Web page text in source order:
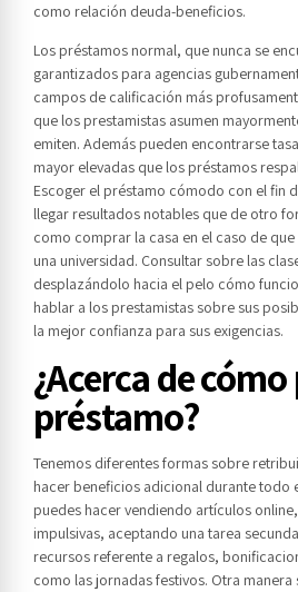
como relación deuda-beneficios.
Los préstamos normal, que nunca se
garantizados para agencias
campos de calificación más
que los prestamistas asumen
emiten. Además pueden encontrarse
mayor elevadas que los préstamos
Escoger el préstamo cómodo con el fin
llegar resultados notables que de otro
como comprar la casa en el caso de
una universidad. Consultar sobre las
desplazándolo hacia el pelo cómo
hablar a los prestamistas sobre sus
la mejor confianza para sus exigencias.
¿Acerca de
préstamo?
Tenemos diferentes formas sobre
hacer beneficios adicional durante todo
puedes hacer vendiendo artículos
impulsivas, aceptando una tarea
recursos referente a regalos,
como las jornadas festivos. Otra